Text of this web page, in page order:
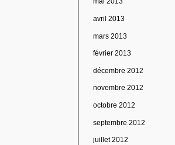
avril 2013
mars 2013
février 2013
décembre 2012
novembre 2012
octobre 2012
septembre 2012
juillet 2012